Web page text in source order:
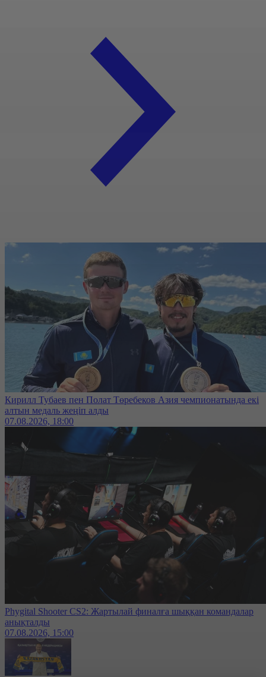
Кирилл Тубаев пен Полат Төребеков Азия чемпионатында екі
алтын медаль жеңіп алды
07.08.2026, 18:00
Phygital Shooter CS2: Жартылай финалға шыққан командалар
анықталды
07.08.2026, 15:00